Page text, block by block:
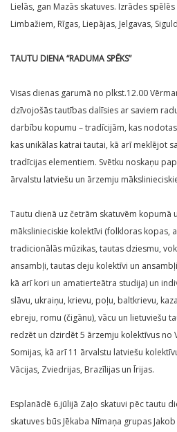
Lielās, gan Mazās skatuves. Izrādes
Limbažiem, Rīgas, Liepājas, Jelgavas,
TAUTU DIENA “RADUMA SPĒKS”
Visas dienas garumā no plkst.12.00
dzīvojošās tautības dalīsies ar saviem
darbību kopumu – tradīcijām, kas
kas unikālas katrai tautai, kā arī meklējot
tradīcijas elementiem. Svētku noskaņu
ārvalstu latviešu un ārzemju
Tautu dienā uz četrām skatuvēm kopumā
mākslinieciskie kolektīvi (folkloras kopas,
tradicionālās mūzikas, tautas dziesmu,
ansambļi, tautas deju kolektīvi un
kā arī kori un amatierteātra studija) un
slāvu, ukraiņu, krievu, poļu, baltkrievu,
ebreju, romu (čigānu), vācu un lietuviešu
redzēt un dzirdēt 5 ārzemju kolektīvus no
Somijas, kā arī 11 ārvalstu latviešu
Vācijas, Zviedrijas, Brazīlijas un Īrijas.
Esplanādē 6.jūlijā Zaļo skatuvi pēc tautu
skatuves būs Jēkaba Nīmaņa grupas